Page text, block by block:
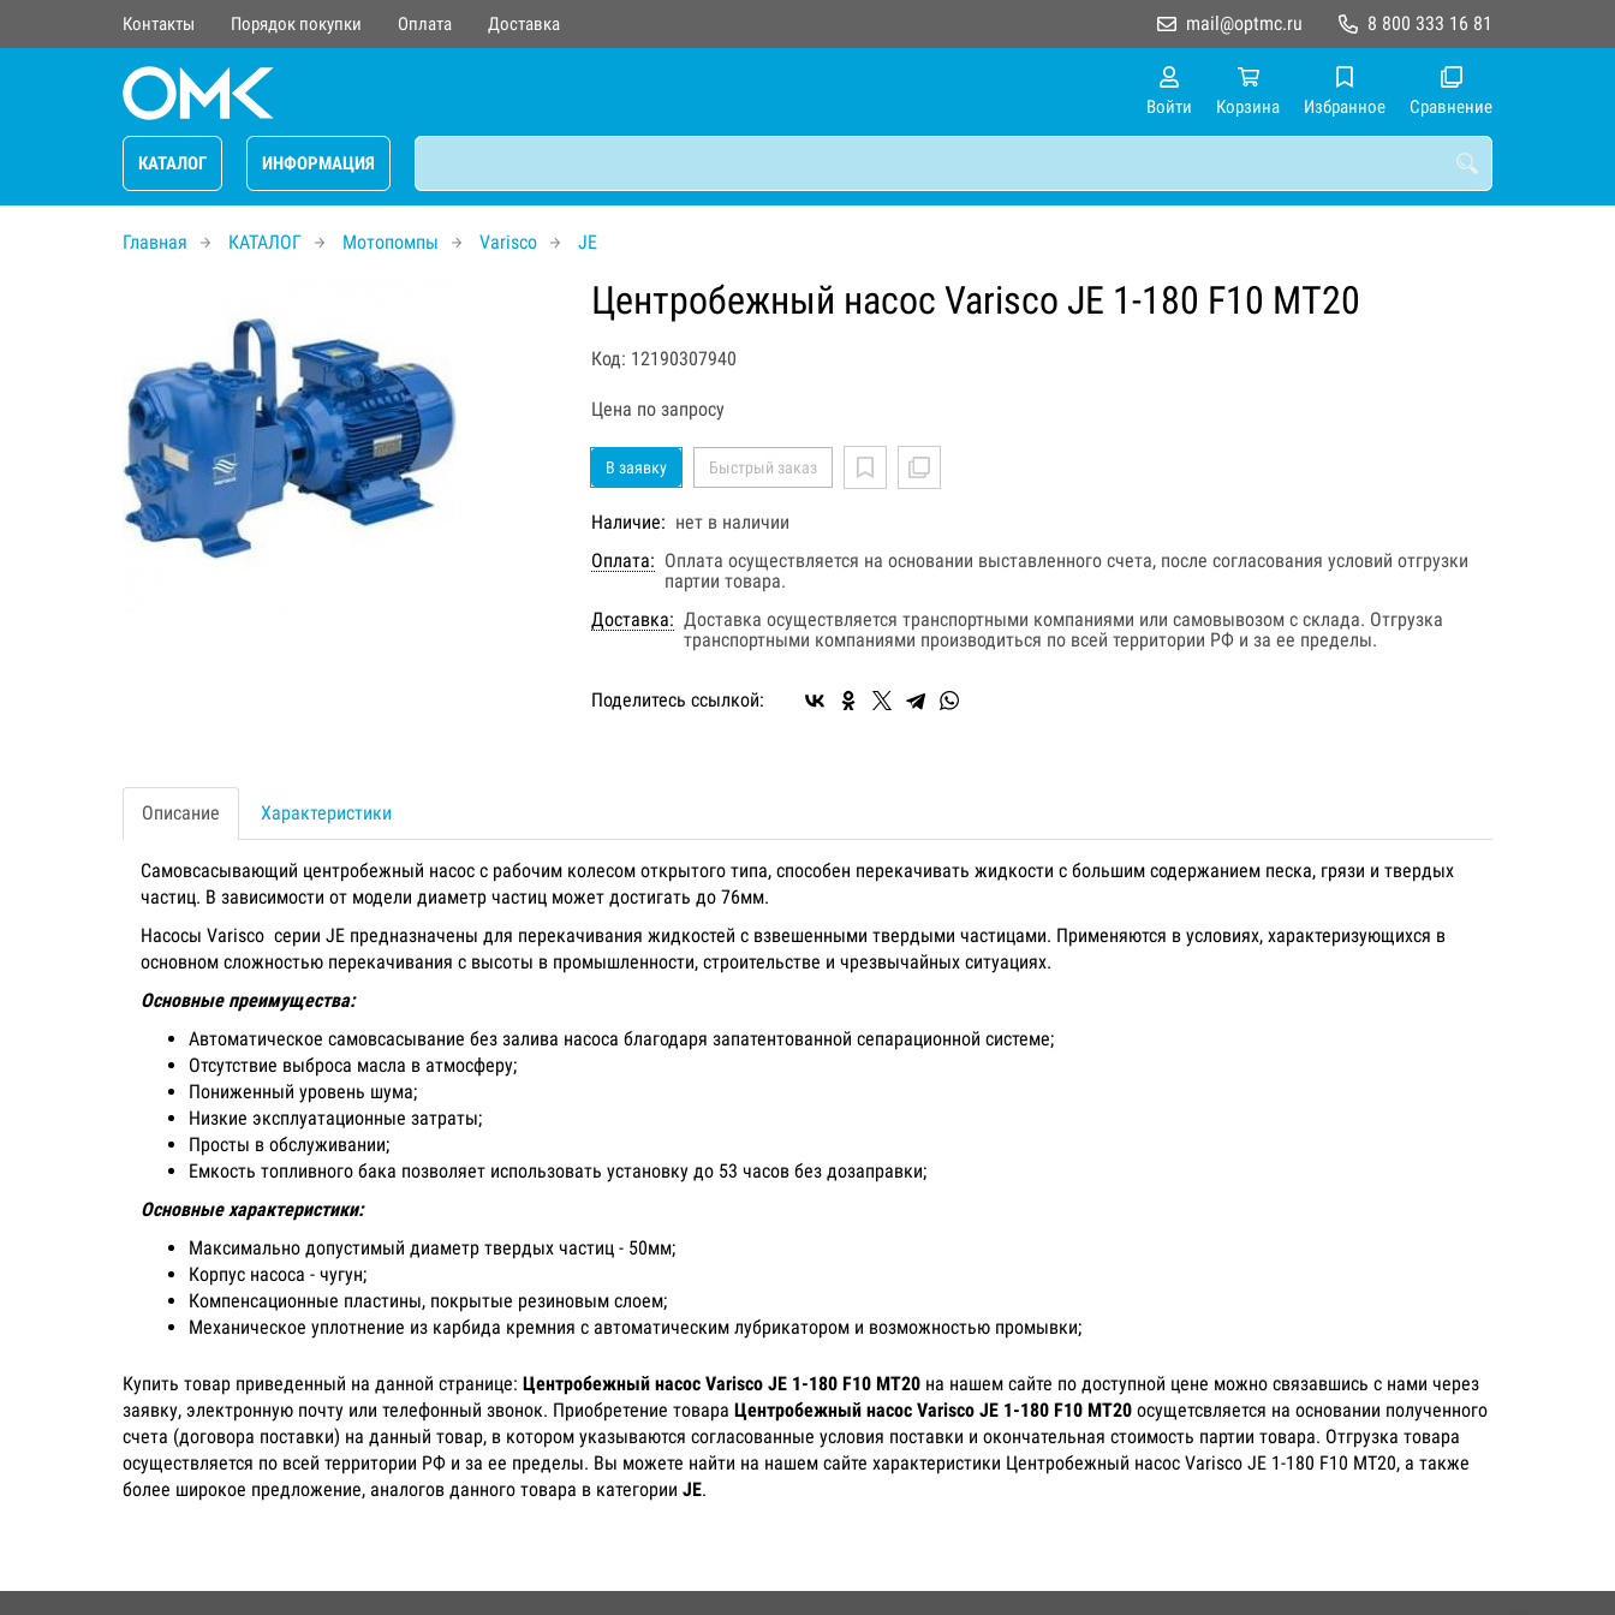
Контакты Порядок покупки Оплата Доставка 8 800 333 16 81
mail@optmc.ru
Войти Корзина Избранное Сравнение
КАТАЛОГ ИНФОРМАЦИЯ
Главная КАТАЛОГ Мотопомпы Varisco JE
Центробежный насос Varisco JE 1-180 F10 MT20
Код: 12190307940
Цена по запросу
В заявку Быстрый заказ
Наличие: нет в наличии
Оплата: Оплата осуществляется на основании выставленного счета, после согласования условий отгрузки
партии товара.
Доставка: Доставка осуществляется транспортными компаниями или самовывозом с склада. Отгрузка
транспортными компаниями производиться по всей территории РФ и за ее пределы.
Поделитесь ссылкой:
Описание Характеристики
Самовсасывающий центробежный насос с рабочим колесом открытого типа, способен перекачивать жидкости с большим содержанием песка, грязи и твердых
частиц. В зависимости от модели диаметр частиц может достигать до 76мм.
Насосы Varisco серии JE предназначены для перекачивания жидкостей с взвешенными твердыми частицами. Применяются в условиях, характеризующихся в
основном сложностью перекачивания с высоты в промышленности, строительстве и чрезвычайных ситуациях.
Основные преимущества:
Автоматическое самовсасывание без залива насоса благодаря запатентованной сепарационной системе;
Отсутствие выброса масла в атмосферу;
Пониженный уровень шума;
Низкие эксплуатационные затраты;
Просты в обслуживании;
Емкость топливного бака позволяет использовать установку до 53 часов без дозаправки;
Основные характеристики:
Максимально допустимый диаметр твердых частиц - 50мм;
Корпус насоса - чугун;
Компенсационные пластины, покрытые резиновым слоем;
Механическое уплотнение из карбида кремния с автоматическим лубрикатором и возможностью промывки;
Купить товар приведенный на данной странице: Центробежный насос Varisco JE 1-180 F10 MT20 на нашем сайте по доступной цене можно связавшись с нами через
заявку, электронную почту или телефонный звонок. Приобретение товара Центробежный насос Varisco JE 1-180 F10 MT20 осущетсвляется на основании полученного
счета (договора поставки) на данный товар, в котором указываются согласованные условия поставки и окончательная стоимость партии товара. Отгрузка товара
осуществляется по всей территории РФ и за ее пределы. Вы можете найти на нашем сайте характеристики Центробежный насос Varisco JE 1-180 F10 MT20, а также
более широкое предложение, аналогов данного товара в категории JE.